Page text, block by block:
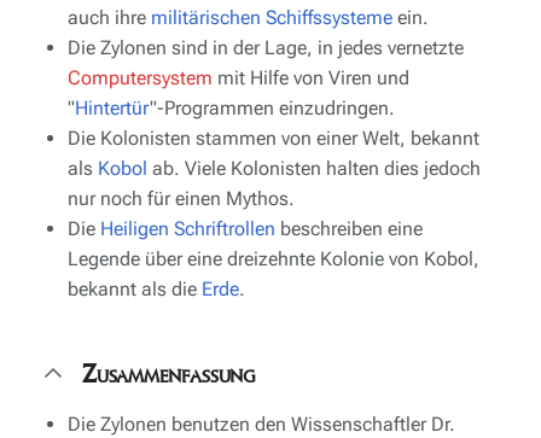
auch ihre militärischen Schiffssysteme ein.
Die Zylonen sind in der Lage, in jedes vernetzte
Computersystem mit Hilfe von Viren und
"Hintertür"-Programmen einzudringen.
Die Kolonisten stammen von einer Welt, bekannt
als Kobol ab. Viele Kolonisten halten dies jedoch
nur noch für einen Mythos.
Die Heiligen Schriftrollen beschreiben eine
Legende über eine dreizehnte Kolonie von Kobol,
bekannt als die Erde.
Zusammenfassung
Die Zylonen benutzen den Wissenschaftler Dr.